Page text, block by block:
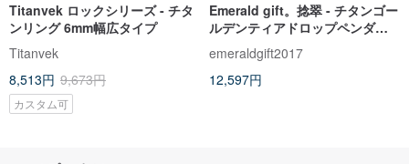
Titanvek ロックシリーズ - チタ
ンリング 6mm幅広タイプ
Titanvek
8,513円 9,673円
カスタム可
Emerald gift。捻翠 - チタンゴー
ルデンティアドロップペンダン
ト - プレートチタン
emeraldgift2017
12,597円